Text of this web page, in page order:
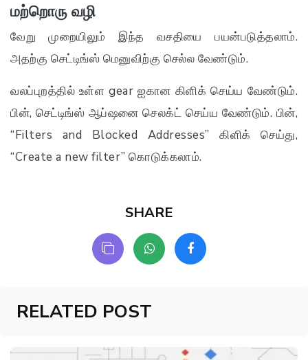
மற்றொரு வழி
வேறு முறையிலும் இந்த வசதியை பயன்படுத்தலாம்.
அதற்கு செட்டிங்ஸ் மெனுவிற்கு செல்ல வேண்டும்.
வலப்புறத்தில் உள்ள gear ஐகான கிளிக் செய்ய வேண்டும்.
பின், செட்டிங்ஸ் ஆப்ஷனை செலக்ட் செய்ய வேண்டும். பின்,
“Filters and Blocked Addresses” கிளிக் செய்து,
“Create a new filter” கொடுக்கலாம்.
SHARE
RELATED POST